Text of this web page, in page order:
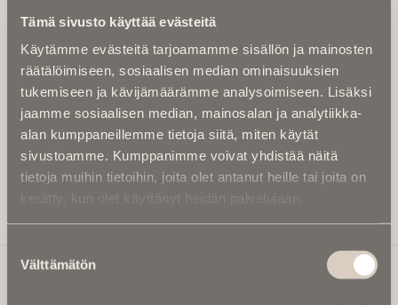
Tämä sivusto käyttää evästeitä
Käytämme evästeitä tarjoamamme sisällön ja mainosten
räätälöimiseen, sosiaalisen median ominaisuuksien
tukemiseen ja kävijämäärämme analysoimiseen. Lisäksi
jaamme sosiaalisen median, mainosalan ja analytiikka-
alan kumppaneillemme tietoja siitä, miten käytät
sivustoamme. Kumppanimme voivat yhdistää näitä
tietoja muihin tietoihin, joita olet antanut heille tai joita on
kerätty, kun olet käyttänyt heidän palvelujaan.
valinta
Välttämätön
Kirjoita alle sähköpostiosoitteesi niin saat kaksi kertaa
etteivät kiinnostavat artikkelit jää huomaamatta.
Uutiskirje on maksuton eikä se velvoita mihinkään.
Kirjoita tähän sähköpostiosoite, johon haluat uutiskirjeen
tulevan:
Tilaa Uutiskirje